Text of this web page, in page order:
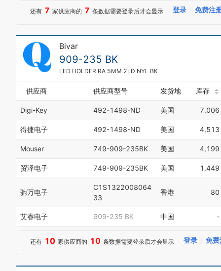
还有 7 家供应商的 7 条数据需要登录后才会显示 登录 免费注
Bivar
909-235 BK
LED HOLDER RA 5MM 2LD NYL BK
供应商 供应商型号 发货地 库存
Digi-Key 492-1498-ND 美国 7,006
得捷电子 492-1498-ND 美国 4,513
Mouser 749-909-235BK 美国 4,199
贸泽电子 749-909-235BK 美国 1,449
驰万电子
C1S1322008064
33
香港 80
艾睿电子 909-235 BK 中国 -
还有 10 家供应商的 10 条数据需要登录后才会显示 登录 免